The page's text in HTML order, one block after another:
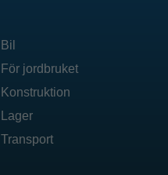
Bil
För jordbruket
Konstruktion
Lager
Transport